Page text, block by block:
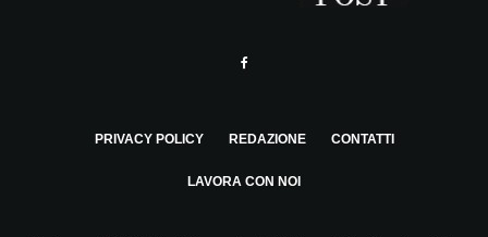
PRIVACY POLICY REDAZIONE CONTATTI
LAVORA CON NOI